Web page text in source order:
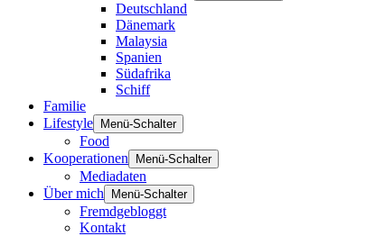
Deutschland
Dänemark
Malaysia
Spanien
Südafrika
Schiff
Familie
Lifestyle
Menü-Schalter
Food
Kooperationen
Menü-Schalter
Mediadaten
Über mich
Menü-Schalter
Fremdgebloggt
Kontakt